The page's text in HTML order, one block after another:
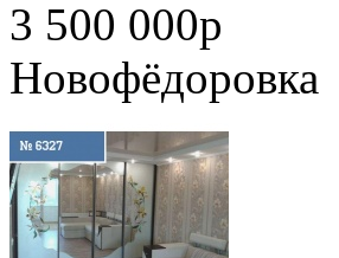
3 500 000p
Новофёдоровка